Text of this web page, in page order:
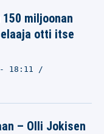
miljoonan
otti itse
18:11
– Olli Jokisen